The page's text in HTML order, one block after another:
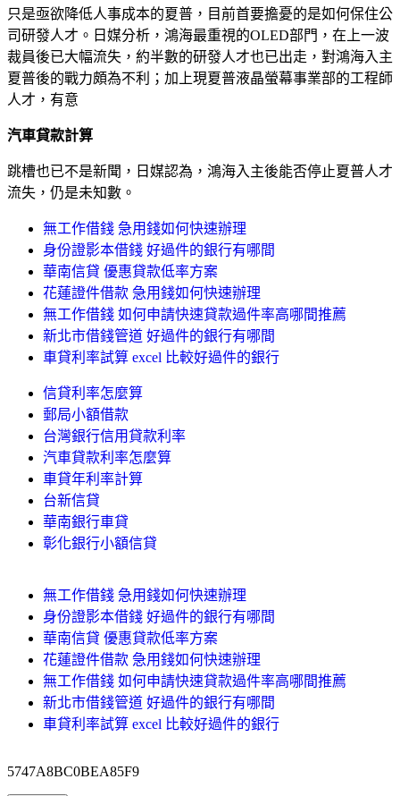
只是亟欲降低人事成本的夏普，目前首要擔憂的是如何保住公
司研發人才。日媒分析，鴻海最重視的OLED部門，在上一波
裁員後已大幅流失，約半數的研發人才也已出走，對鴻海入主
夏普後的戰力頗為不利；加上現夏普液晶螢幕事業部的工程師
人才，有意
汽車貸款計算
跳槽也已不是新聞，日媒認為，鴻海入主後能否停止夏普人才
流失，仍是未知數。
無工作借錢 急用錢如何快速辦理
身份證影本借錢 好過件的銀行有哪間
華南信貸 優惠貸款低率方案
花蓮證件借款 急用錢如何快速辦理
無工作借錢 如何申請快速貸款過件率高哪間推薦
新北市借錢管道 好過件的銀行有哪間
車貸利率試算 excel 比較好過件的銀行
信貸利率怎麼算
郵局小額借款
台灣銀行信用貸款利率
汽車貸款利率怎麼算
車貸年利率計算
台新信貸
華南銀行車貸
彰化銀行小額信貸
無工作借錢 急用錢如何快速辦理
身份證影本借錢 好過件的銀行有哪間
華南信貸 優惠貸款低率方案
花蓮證件借款 急用錢如何快速辦理
無工作借錢 如何申請快速貸款過件率高哪間推薦
新北市借錢管道 好過件的銀行有哪間
車貸利率試算 excel 比較好過件的銀行
5747A8BC0BEA85F9